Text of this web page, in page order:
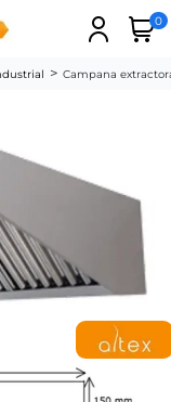
0
Campana